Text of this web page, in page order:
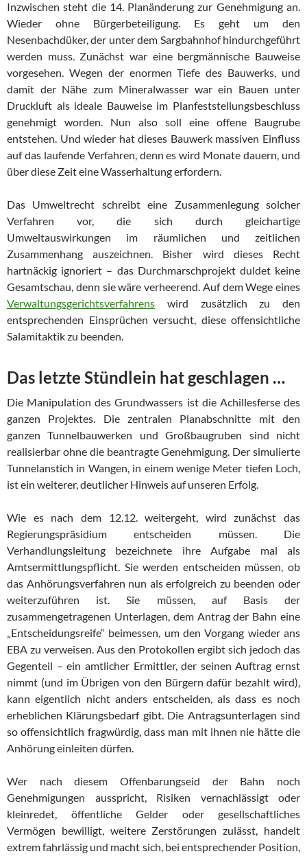
Inzwischen steht die 14. Planänderung zur Genehmigung an.
Wieder ohne Bürgerbeteiligung. Es geht um den
Nesenbachdüker, der unter dem Sargbahnhof hindurchgeführt
werden muss. Zunächst war eine bergmännische Bauweise
vorgesehen. Wegen der enormen Tiefe des Bauwerks, und
damit der Nähe zum Mineralwasser war ein Bauen unter
Druckluft als ideale Bauweise im Planfeststellungsbeschluss
genehmigt worden. Nun also soll eine offene Baugrube
entstehen. Und wieder hat dieses Bauwerk massiven Einfluss
auf das laufende Verfahren, denn es wird Monate dauern, und
über diese Zeit eine Wasserhaltung erfordern.
Das Umweltrecht schreibt eine Zusammenlegung solcher
Verfahren vor, die sich durch gleichartige
Umweltauswirkungen im räumlichen und zeitlichen
Zusammenhang auszeichnen. Bisher wird dieses Recht
hartnäckig ignoriert – das Durchmarschprojekt duldet keine
Gesamtschau, denn sie wäre verheerend. Auf dem Wege eines
Verwaltungsgerichtsverfahrens wird zusätzlich zu den
entsprechenden Einsprüchen versucht, diese offensichtliche
Salamitaktik zu beenden.
Das letzte Stündlein hat geschlagen …
Die Manipulation des Grundwassers ist die Achillesferse des
ganzen Projektes. Die zentralen Planabschnitte mit den
ganzen Tunnelbauwerken und Großbaugruben sind nicht
realisierbar ohne die beantragte Genehmigung. Der simulierte
Tunnelanstich in Wangen, in einem wenige Meter tiefen Loch,
ist ein weiterer, deutlicher Hinweis auf unseren Erfolg.
Wie es nach dem 12.12. weitergeht, wird zunächst das
Regierungspräsidium entscheiden müssen. Die
Verhandlungsleitung bezeichnete ihre Aufgabe mal als
Amtsermittlungspflicht. Sie werden entscheiden müssen, ob
das Anhörungsverfahren nun als erfolgreich zu beenden oder
weiterzuführen ist. Sie müssen, auf Basis der
zusammengetragenen Unterlagen, dem Antrag der Bahn eine
„Entscheidungsreife“ beimessen, um den Vorgang wieder ans
EBA zu verweisen. Aus den Protokollen ergibt sich jedoch das
Gegenteil – ein amtlicher Ermittler, der seinen Auftrag ernst
nimmt (und im Übrigen von den Bürgern dafür bezahlt wird),
kann eigentlich nicht anders entscheiden, als dass es noch
erheblichen Klärungsbedarf gibt. Die Antragsunterlagen sind
so offensichtlich fragwürdig, dass man mit ihnen nie hätte die
Anhörung einleiten dürfen.
Wer nach diesem Offenbarungseid der Bahn noch
Genehmigungen ausspricht, Risiken vernachlässigt oder
kleinredet, öffentliche Gelder oder gesellschaftliches
Vermögen bewilligt, weitere Zerstörungen zulässt, handelt
extrem fahrlässig und macht sich, bei entsprechender Position,